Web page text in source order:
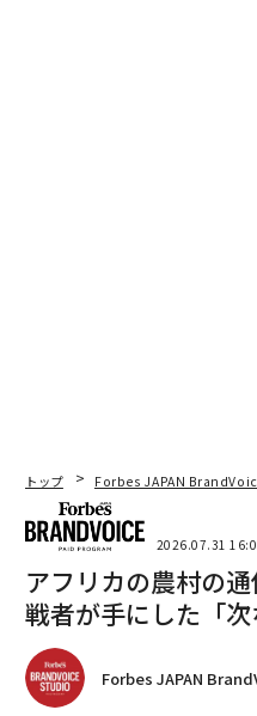
トップ Forbes JAPAN
2026.07.31
アフリカの農村の
戦者が手にした「次
Forbes JAPAN